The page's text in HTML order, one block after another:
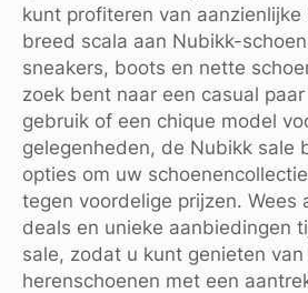
kunt profiteren van
breed scala aan Nubikk-
sneakers, boots en nette
zoek bent naar een casual
gebruik of een chique model
gelegenheden, de Nubikk sale
opties om uw
tegen voordelige prijzen. Wees
deals en unieke aanbiedingen
sale, zodat u kunt genieten
herenschoenen met een